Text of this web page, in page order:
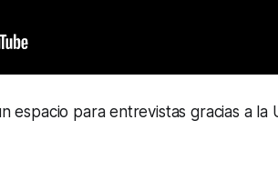
espacio para entrevistas gracias a la